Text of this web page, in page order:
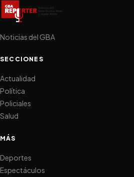
Noticias del GBA
SECCIONES
Actualidad
Política
Policiales
Salud
MÁS
Deportes
Espectáculos